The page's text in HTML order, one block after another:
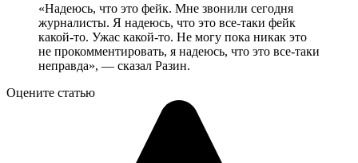
«Надеюсь, что это фейк. Мне звонили сегодня
журналисты. Я надеюсь, что это все-таки фейк
какой-то. Ужас какой-то. Не могу пока никак это
не прокомментировать, я надеюсь, что это все-таки
неправда», — сказал Разин.
Оцените статью